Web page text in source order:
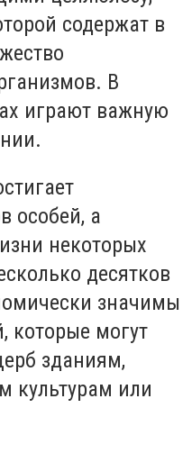
содержат в
В
играют важную
особей, а
некоторых
десятков
значимы
которые могут
зданиям,
культурам или